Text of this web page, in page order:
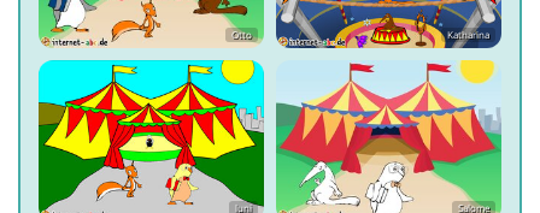
Otto Katharina
luni Salome